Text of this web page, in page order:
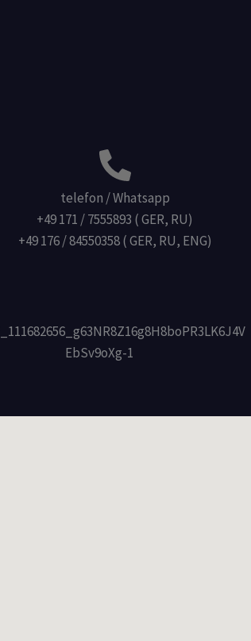
telefon / Whatsapp
+49 171 / 7555893 ( GER, RU)
+49 176 / 84550358 ( GER, RU, ENG)